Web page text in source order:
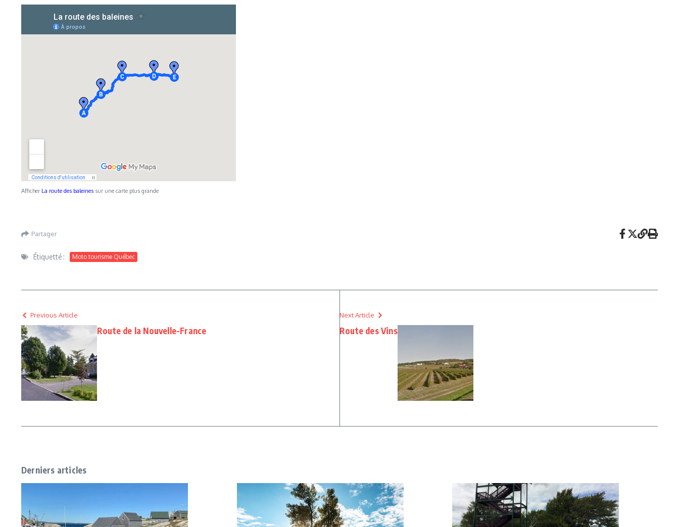
Afficher La route des baleines sur une carte plus grande
Partager
Étiquetté : Moto tourisme Québec
Previous Article
Route de la Nouvelle-France
Next Article
Route des Vins
Derniers articles